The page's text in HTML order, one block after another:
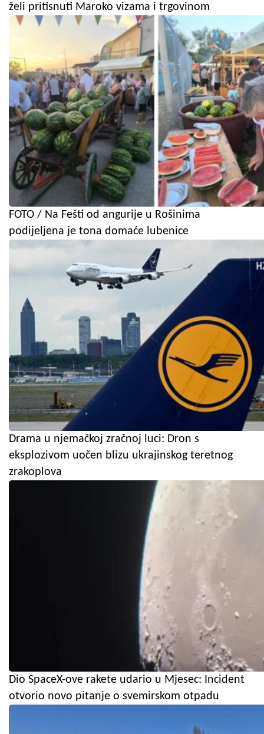
želi pritisnuti Maroko vizama i trgovinom
FOTO / Na Fešti od angurije u Rošinima
podijeljena je tona domaće lubenice
Drama u njemačkoj zračnoj luci: Dron s
eksplozivom uočen blizu ukrajinskog teretnog
zrakoplova
Dio SpaceX-ove rakete udario u Mjesec: Incident
otvorio novo pitanje o svemirskom otpadu